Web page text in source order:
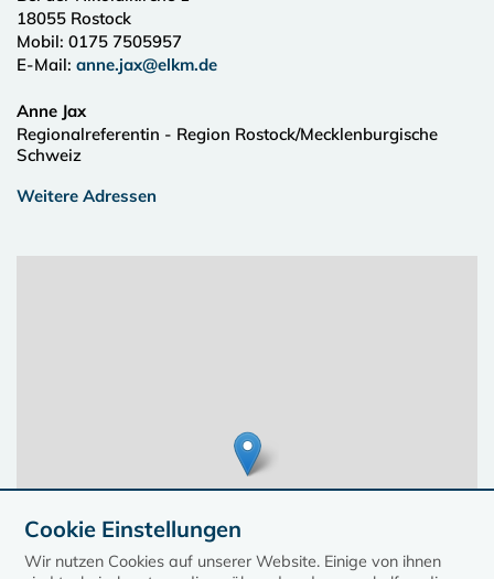
18055 Rostock
Mobil: 0175 7505957
E-Mail: anne.jax@elkm.de
Anne Jax
Regionalreferentin - Region Rostock/Mecklenburgische
Schweiz
Weitere Adressen
Cookie Einstellungen
Wir nutzen Cookies auf unserer Website. Einige von ihnen